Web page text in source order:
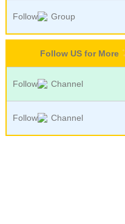
Follow Group
Follow US for More
Follow Channel
Follow Channel